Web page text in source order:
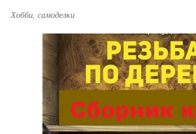
Хобби, самоделки